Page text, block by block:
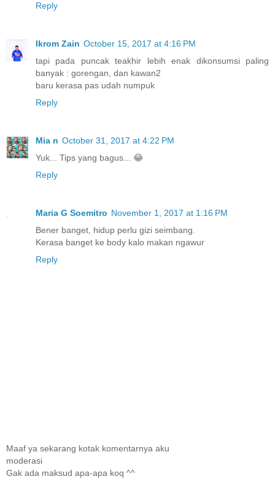
Reply
Ikrom Zain October 15, 2017 at 4:16 PM
tapi pada puncak teakhir lebih enak dikonsumsi paling
banyak : gorengan, dan kawan2
baru kerasa pas udah numpuk
Reply
Mia n October 31, 2017 at 4:22 PM
Yuk... Tips yang bagus... 😂
Reply
Maria G Soemitro November 1, 2017 at 1:16 PM
Bener banget, hidup perlu gizi seimbang.
Kerasa banget ke body kalo makan ngawur
Reply
Maaf ya sekarang kotak komentarnya aku
moderasi
Gak ada maksud apa-apa koq ^^